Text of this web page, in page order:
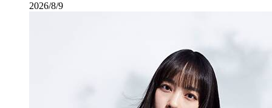
2026/8/9